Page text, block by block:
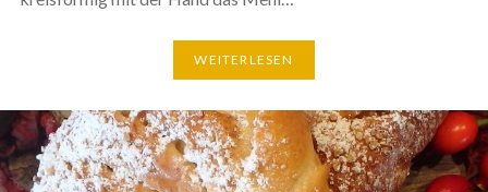
WEITERLESEN